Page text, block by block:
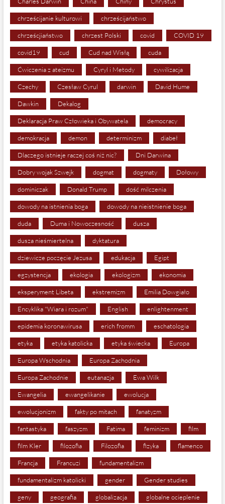
chrześcijanie kulturowi chrześcijaństwo
chrześcjiaństwo chrzest Polski covid COVID 19
covid19 cud Cud nad Wisłą cuda
Ćwiczenia z ateizmu Cyryl i Metody cywilizacja
Czechy Czesław Cyrul darwin David Hume
Dawkin Dekalog
Deklaracja Praw Człowieka i Obywatela democracy
demokracja demon determinizm diabeł
Dlaczego istnieje raczej coś niż nic? Dni Darwina
Dobry wojak Szwejk dogmat dogmaty Dołowy
dominiczak Donald Trump dość milczenia
dowody na istnienia boga dowody na nieistnienie boga
duda Duma i Nowoczesność dusza
dusza nieśmiertelna dyktatura
dziewicze poczęcie Jezusa edukacja Egipt
egzystencja ekologia ekologizm ekonomia
eksperyment Libeta ekstremizm Emilia Dowgiało
Encyklika "Wiara i rozum" English enlightenment
epidemia koronawirusa erich fromm eschatologia
etyka etyka katolicka etyka świecka Europa
Europa Wschodnia Europa Zachodnia
Europa Zachodnie eutanazja Ewa Wilk
Ewangelia ewangelikanie ewolucja
ewolucjonizm fakty po mitach fanatyzm
fantastyka faszyzm Fatima feminizm film
film Kler filozofia Filozofia fizyka flamenco
Francja Francuzi fundamentalizm
fundamentalizm katolicki gender Gender studies
geny geografia globalizacja globalne ocieplenie